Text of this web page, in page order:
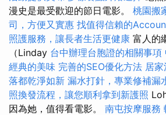
漫史是最受歡迎的節日電影。 桃園搬
司，方便又實惠 找值得信賴的
照護服務，讓長者生活更健康 富人的
（Linday 台中辦理台胞證的相關事項
經典的美味 完善的SEO優化方法 居
落都乾淨如新 漏水打針，專業修補漏
照換發流程，讓您順利拿到新護照
因為她，值得看電影。 南屯按摩服務